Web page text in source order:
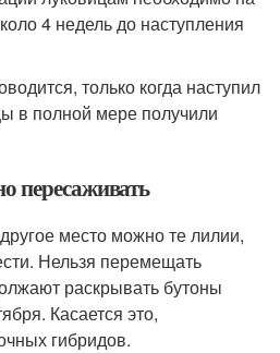
4 недель до наступления
только когда наступил
в полной мере получили
пересаживать
место можно те лилии,
Нельзя перемещать
раскрывать бутоны
Касается это,
гибридов.